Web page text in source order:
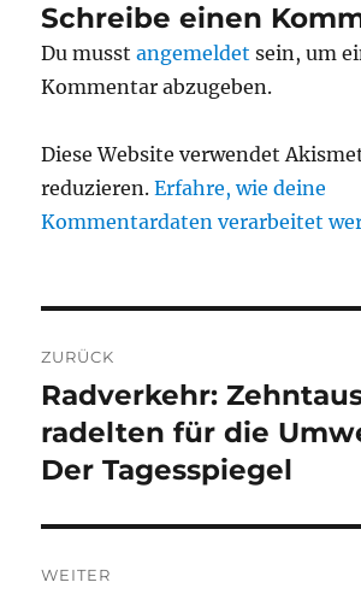
Schreibe einen
Du musstangemeldet sein, um
Kommentar abzugeben.
Diese Website verwendet
reduzieren.Erfahre, wie deine
Kommentardaten verarbeitet
ZURÜCK
Vorheriger
Beitrag:
Radverkehr:
radelten für die
Der Tagesspiegel
WEITER